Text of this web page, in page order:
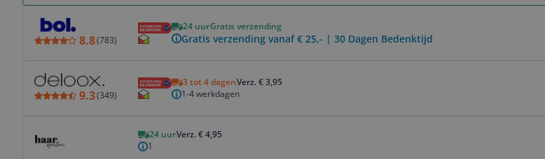
8.8(783)
24 uurGratis verzending
Gratis verzending vanaf € 25,- | 30 Dagen Bedenktijd
9.3(349)
3 tot 4 dagenVerz. € 3,95
1-4 werkdagen
24 uurVerz. € 4,95
1